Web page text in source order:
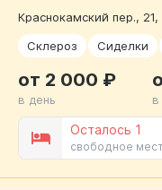
Краснокамский пер.,
Склероз
Сиделки
Осталось 1
свободное
от 2 000 ₽
в день